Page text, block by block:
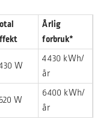
Årlig
forbruk*
W
4430 kWh/
år
W
6400 kWh/
år